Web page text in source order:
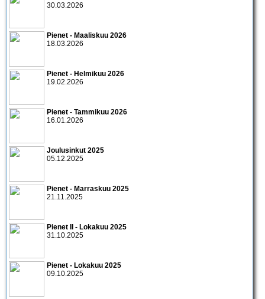
30.03.2026
Pienet - Maaliskuu 2026
18.03.2026
Pienet - Helmikuu 2026
19.02.2026
Pienet - Tammikuu 2026
16.01.2026
Joulusinkut 2025
05.12.2025
Pienet - Marraskuu 2025
21.11.2025
Pienet II - Lokakuu 2025
31.10.2025
Pienet - Lokakuu 2025
09.10.2025